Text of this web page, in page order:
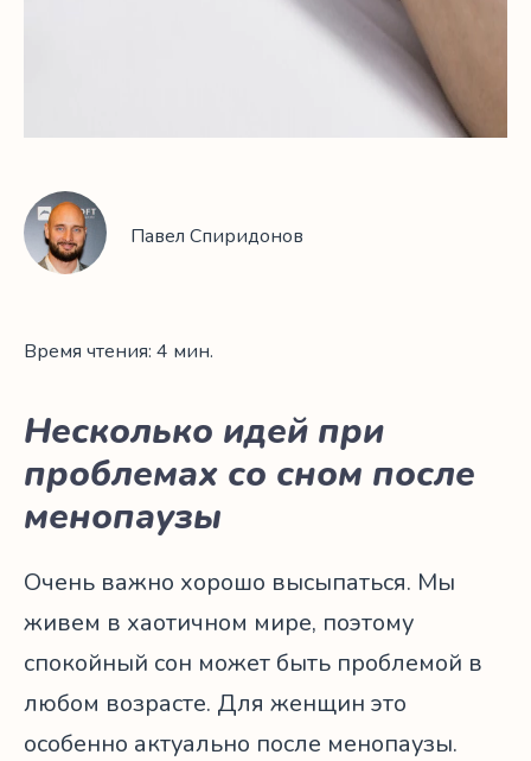
Павел Спиридонов
Время чтения: 4 мин.
Несколько идей при
проблемах со сном после
менопаузы
Очень важно хорошо высыпаться. Мы
живем в хаотичном мире, поэтому
спокойный сон может быть проблемой в
любом возрасте. Для женщин это
особенно актуально после менопаузы.